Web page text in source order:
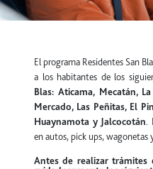
El programa Residentes San
a los habitantes de los
Blas: Aticama, Mecatán,
Mercado, Las Peñitas, El
Huaynamota y Jalcocotán.
en autos, pick ups, wagonetas
Antes de realizar trámites